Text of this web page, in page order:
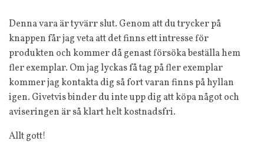
Denna vara är tyvärr slut. Genom att du trycker på
knappen får jag veta att det finns ett intresse för
produkten och kommer då genast försöka beställa hem
fler exemplar. Om jag lyckas få tag på fler exemplar
kommer jag kontakta dig så fort varan finns på hyllan
igen. Givetvis binder du inte upp dig att köpa något och
aviseringen är så klart helt kostnadsfri.
Allt gott!